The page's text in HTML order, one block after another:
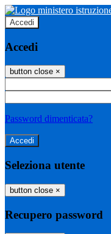
Accedi
Accedi
button close ×
Password dimenticata?
Seleziona utente
button close ×
Recupero password